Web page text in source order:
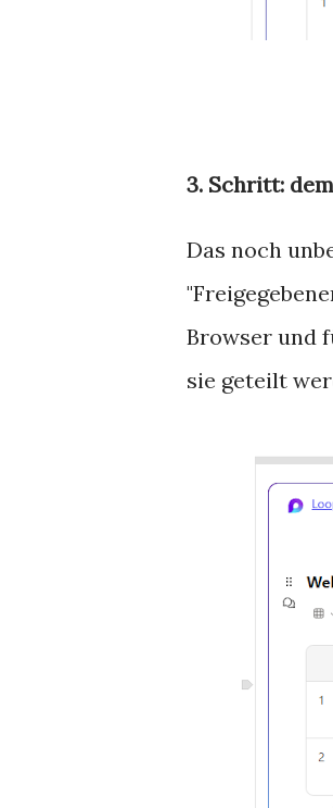
3. Schritt:
Das noch
Browser und
sie geteilt